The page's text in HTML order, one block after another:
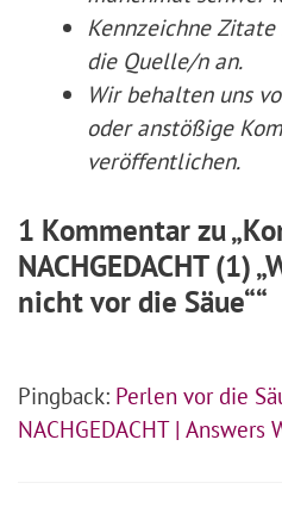
Kennzeichne Zitate
die Quelle/n an.
Wir behalten uns
oder anstößige
veröffentlichen.
1 Kommentar zu
NACHGEDACHT (1)
nicht vor die Säue““
Pingback: Perlen vor die
NACHGEDACHT | Answers